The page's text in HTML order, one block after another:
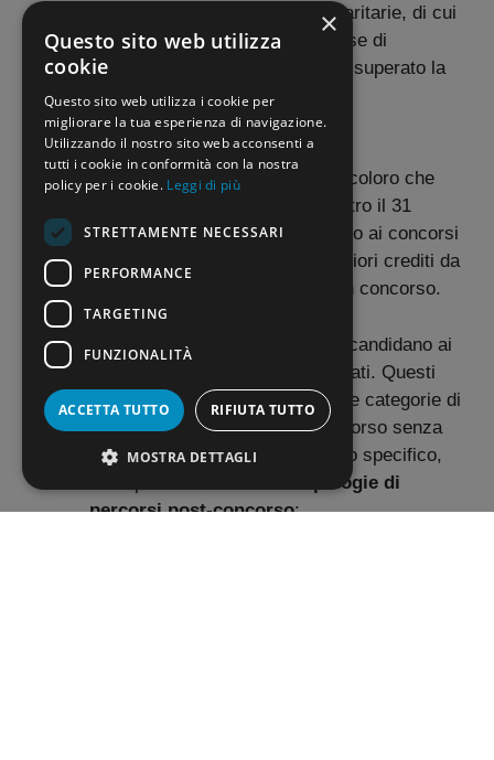
servizio nelle scuole statali o paritarie, di cui
almeno uno nella specifica classe di
concorso, e a coloro che hanno superato la
prova concorsuale del concorso
“straordinario bis”.
30 CFU, per i neolaureati o per coloro che
non hanno ottenuto i 24 CFU entro il 31
ottobre 2022 (validi per l’accesso ai concorsi
fino alla fine del 2024), con ulteriori crediti da
integrare in caso di vittoria in un concorso.
30 o 36 CFU
, per coloro che si candidano ai
concorsi senza essere già abilitati. Questi
programmi si rivolgono a diverse categorie di
docenti che partecipano al concorso senza
aver ottenuto l’abilitazione. Nello specifico,
tipologie di
percorsi post-concorso:
×
Questo sito web utilizza
cookie
Questo sito web utilizza i cookie per
migliorare la tua esperienza di navigazione.
Utilizzando il nostro sito web acconsenti a
tutti i cookie in conformità con la nostra
policy per i cookie. Leggi di più
STRETTAMENTE NECESSARI
PERFORMANCE
TARGETING
FUNZIONALITÀ
ACCETTA TUTTO RIFIUTA TUTTO
MOSTRA DETTAGLI